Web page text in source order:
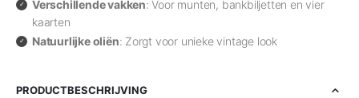
Verschillende vakken: Voor munten, bankbiljetten en vier
kaarten
Natuurlijke oliën: Zorgt voor unieke vintage look
PRODUCTBESCHRIJVING